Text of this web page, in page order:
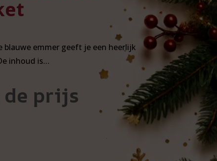
blauwe emmer geeft je een heerlijk
inhoud is…
de prijs